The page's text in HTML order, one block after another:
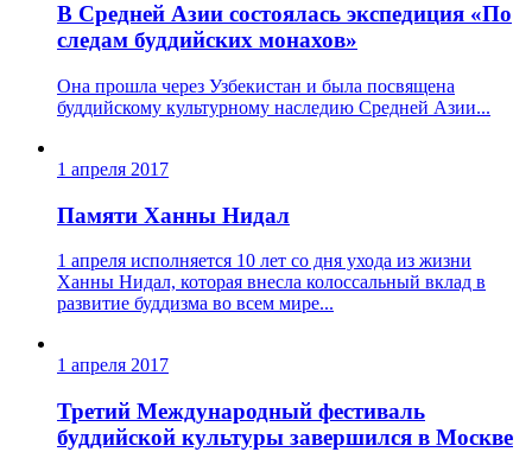
В Средней Азии состоялась экспедиция «По
следам буддийских монахов»
Она прошла через Узбекистан и была посвящена
буддийскому культурному наследию Средней Азии...
1 апреля 2017
Памяти Ханны Нидал
1 апреля исполняется 10 лет со дня ухода из жизни
Ханны Нидал, которая внесла колоссальный вклад в
развитие буддизма во всем мире...
1 апреля 2017
Третий Международный фестиваль
буддийской культуры завершился в Москве